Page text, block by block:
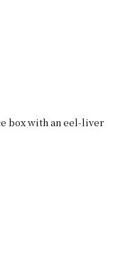
box with an eel-liver